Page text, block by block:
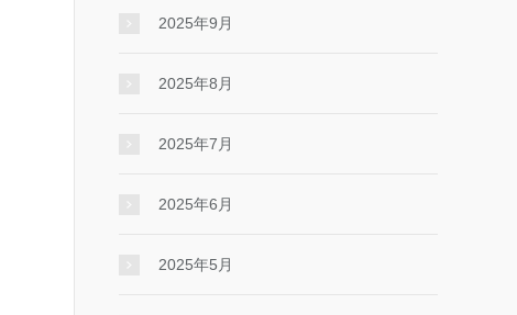
2025年9月
2025年8月
2025年7月
2025年6月
2025年5月